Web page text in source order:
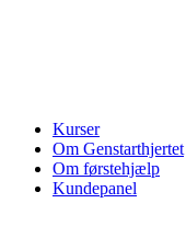
Kurser
Om Genstarthjertet
Om førstehjælp
Kundepanel